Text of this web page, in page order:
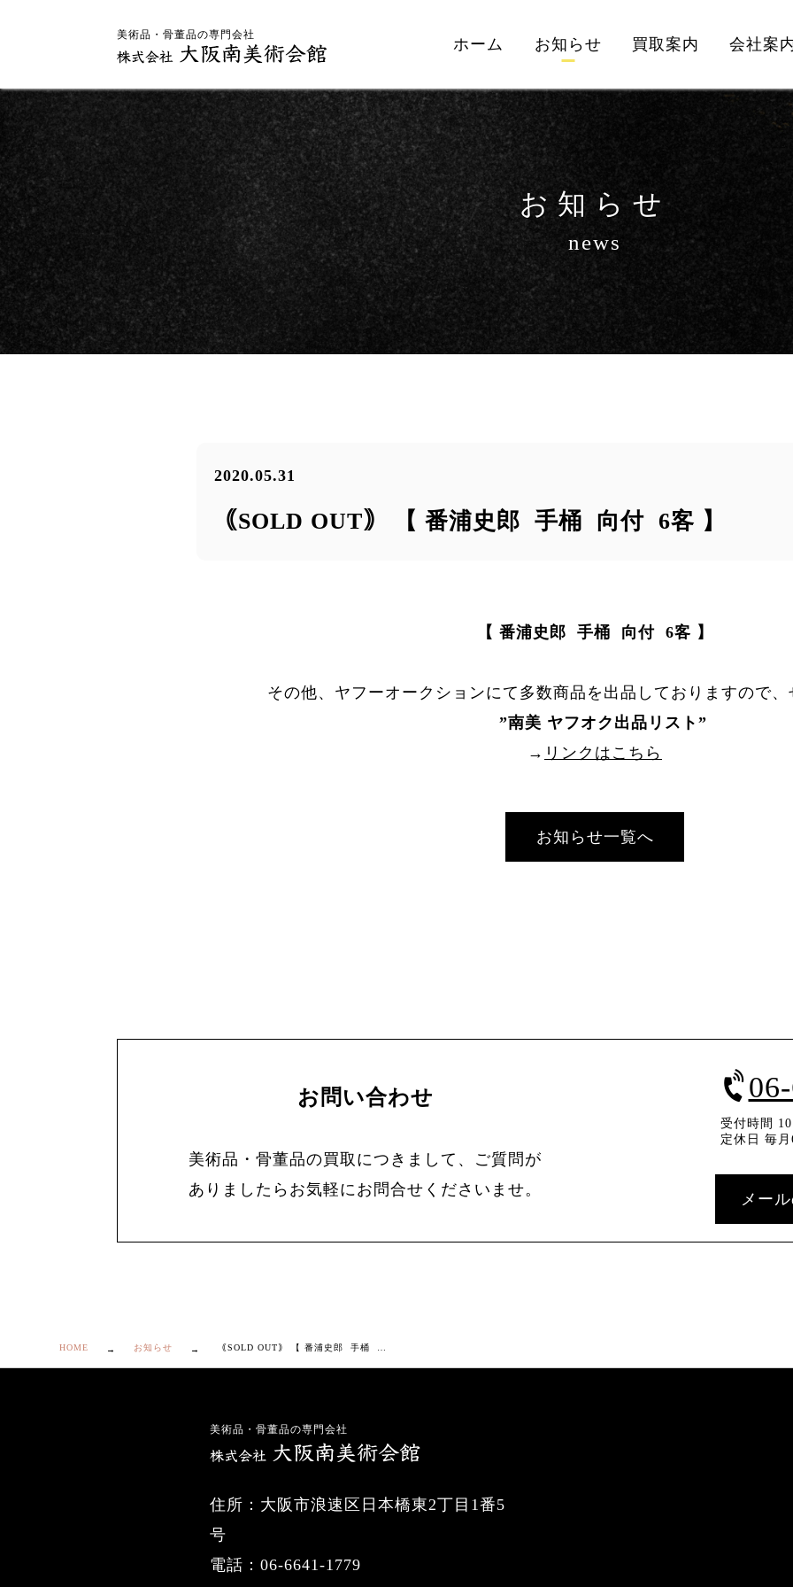
美術品・骨董品の専門会社
ホーム お知らせ 買取案内 会社案
お知らせ
news
2020.05.31
｟SOLD OUT｠ 【 番浦史郎 手桶 向付 6客 】
【 番浦史郎 手桶 向付 6客 】
その他、ヤフーオークションにて多数商品を出品しておりますので、
”南美 ヤフオク出品リスト ”
→ リンクはこちら
お知らせ一覧へ
お問い合わせ
美術品・骨董品の買取につきまして、ご質問が
ありましたらお気軽にお問合せくださいませ。
受付時間
定休日 毎月
メー
HOME お知らせ
美術品・骨董品の専門会社
住所：大阪市浪速区日本橋東2丁目1番5
号
電話：06-6641-1779